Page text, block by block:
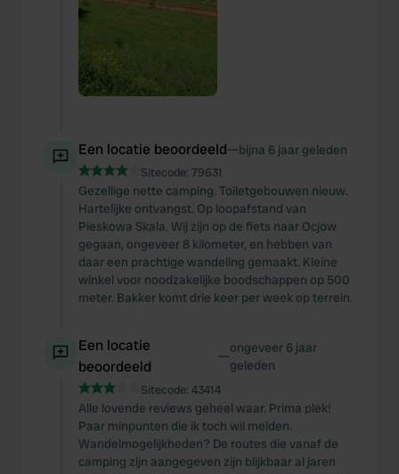
Een locatie beoordeeld—bijna 6 jaar geleden
Sitecode: 79631
Gezellige nette camping. Toiletgebouwen nieuw.
Hartelijke ontvangst. Op loopafstand van
Pieskowa Skala. Wij zijn op de fiets naar Ocjow
gegaan, ongeveer 8 kilometer, en hebben van
daar een prachtige wandeling gemaakt. Kleine
winkel voor noodzakelijke boodschappen op 500
meter. Bakker komt drie keer per week op terrein.
Een locatie
beoordeeld
—ongeveer 6 jaar
geleden
Sitecode: 43414
Alle lovende reviews geheel waar. Prima plek!
Paar minpunten die ik toch wil melden.
Wandelmogelijkheden? De routes die vanaf de
camping zijn aangegeven zijn blijkbaar al jaren